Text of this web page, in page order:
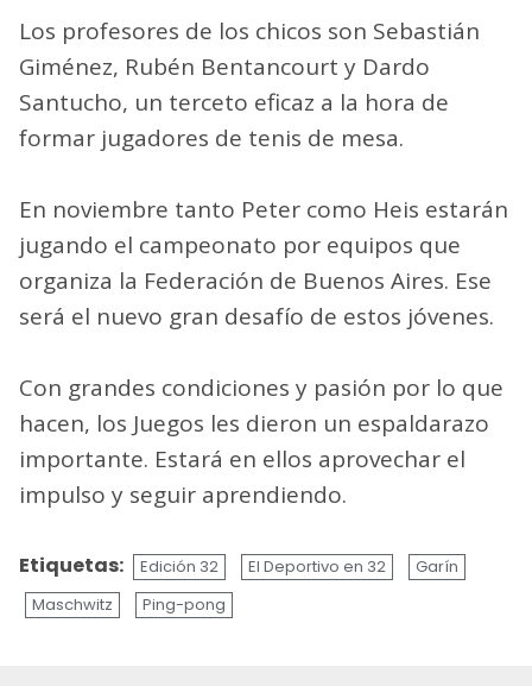
Los profesores de los chicos son Sebastián
Giménez, Rubén Bentancourt y Dardo
Santucho, un terceto eficaz a la hora de
formar jugadores de tenis de mesa.
En noviembre tanto Peter como Heis estarán
jugando el campeonato por equipos que
organiza la Federación de Buenos Aires. Ese
será el nuevo gran desafío de estos jóvenes.
Con grandes condiciones y pasión por lo que
hacen, los Juegos les dieron un espaldarazo
importante. Estará en ellos aprovechar el
impulso y seguir aprendiendo.
Etiquetas: Edición 32 El Deportivo en 32
Garín
Maschwitz
Ping-pong